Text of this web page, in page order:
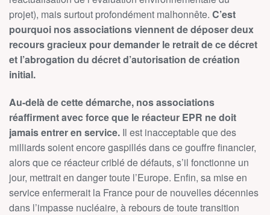
projet), mais surtout profondément malhonnête. C’est
pourquoi nos associations viennent de déposer deux
recours gracieux pour demander le retrait de ce décret
et l’abrogation du décret d’autorisation de création
initial.
Au-delà de cette démarche, nos associations
réaffirment avec force que le réacteur EPR ne doit
jamais entrer en service. Il est inacceptable que des
milliards soient encore gaspillés dans ce gouffre financier,
alors que ce réacteur criblé de défauts, s’il fonctionne un
jour, mettrait en danger toute l’Europe. Enfin, sa mise en
service enfermerait la France pour de nouvelles décennies
dans l’impasse nucléaire, à rebours de toute transition